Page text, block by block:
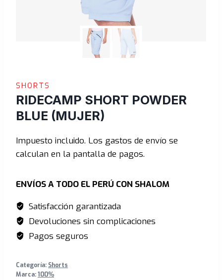
SHORTS
RIDECAMP SHORT POWDER
BLUE (MUJER)
Impuesto incluido. Los gastos de envío se
calculan en la pantalla de pagos.
ENVÍOS A TODO EL PERÚ CON SHALOM
Satisfacción garantizada
Devoluciones sin complicaciones
Pagos seguros
Categoría: Shorts
Marca:100%